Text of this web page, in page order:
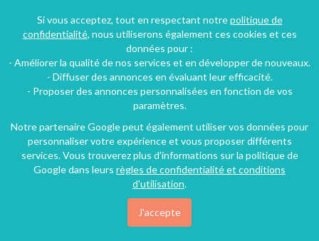
43€/nuit
Si vous acceptez, tout en respectant notrepolitique de
confidentialité, nous utiliserons également ces cookies et ces
données pour :
- Améliorer la qualité de nos services et en développer de nouveaux.
- Diffuser des annonces en évaluant leur efficacité.
- Proposer des annonces personnalisées en fonction de vos
paramètres.
Notre partenaire Google peut également utiliser vos données pour
personnaliser votre expérience et vous proposer différents
services. Vous trouverez plus d'informations sur la politique de
Google dans leurs règles de confidentialité et conditions
d'utilisation.
J'accepte